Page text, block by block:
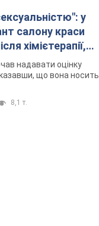
у
салону краси
хімієтерапії,
Фото
надавати оцінку
що вона носить
8,1 т.